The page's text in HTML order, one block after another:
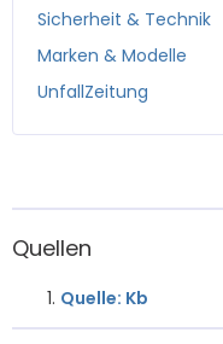
Sicherheit & Technik
Marken & Modelle
UnfallZeitung
Quellen
Quelle: Kb